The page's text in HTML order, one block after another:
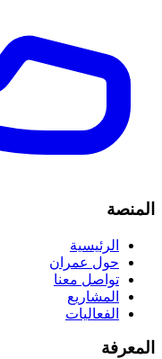
المنصة
الرئيسية
حول عمران
تواصل معنا
المشاريع
الفعاليات
المعرفة